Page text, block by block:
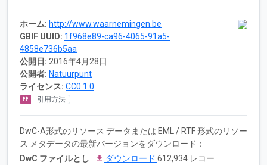
ホーム: http://www.waarnemingen.be
GBIF UUID: 1f968e89-ca96-4065-91a5-
4858e736b5aa
公開日: 2016年4月28日
公開者: Natuurpunt
ライセンス: CC0 1.0
引用方法
DwC-A形式のリソース データまたは EML / RTF 形式のリソー
ス メタデータの最新バージョンをダウンロード：
DwC ファイルとし
ダウンロード 612,934 レコー